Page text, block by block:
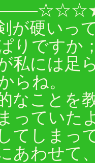
が硬いっ
りですか
私には足
らね。
なことを
っていた
てしまっ
あわせて